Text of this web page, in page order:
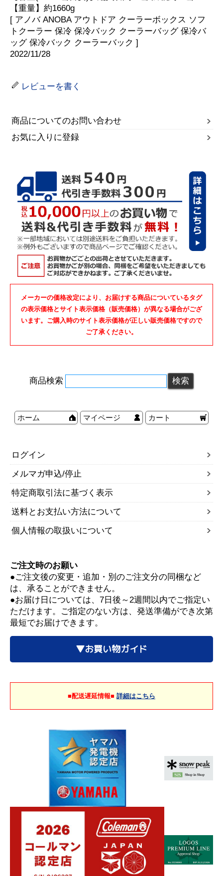
【重量】約1660g
[ アノバ ANOBA アウトドア クーラーボックス ソフ
トクーラー 保冷 保冷バック クーラーバッグ 保冷バ
ッグ 保冷バック クーラーバック ]
2022/11/28
レビューを書く
商品についてのお問い合わせ
お気に入りに登録
メーカーの価格改定により、お届けする商品についているタグ
の表示価格とサイト表示価格（販売価格）が異なる場合がござ
います。ご購入時のサイト表示価格が正しい販売価格ですので
ご了承ください。
商品検索
ホーム マイページ カート
ログイン
メルマガ申込/停止
特定商取引法に基づく表示
送料とお支払い方法について
個人情報の取扱いについて
ご注文時のお願い
●ご注文後の変更・追加・別のご注文分の同梱など
は、承ることができません。
●お届け日については、7日後～2週間以内でご指定い
ただけます。ご指定のない方は、発送準備ができ次第
最短でお届けできます。
▼お買い物ガイド
■配送遅延情報■ 詳細はこちら